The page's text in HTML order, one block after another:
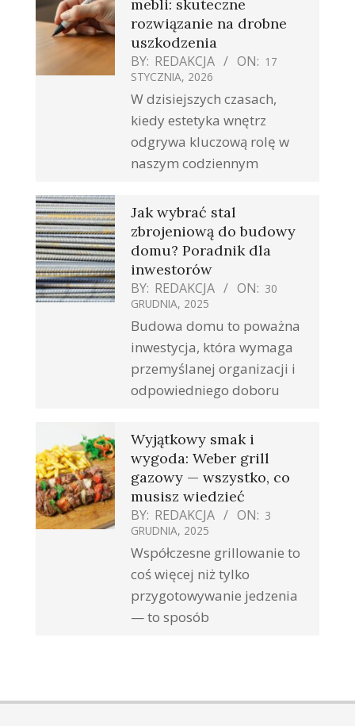
mebli: skuteczne
rozwiązanie na drobne
uszkodzenia
BY: REDAKCJA ON: 17
STYCZNIA, 2026
W dzisiejszych czasach,
kiedy estetyka wnętrz
odgrywa kluczową rolę w
naszym codziennym
Jak wybrać stal
zbrojeniową do budowy
domu? Poradnik dla
inwestorów
BY: REDAKCJA ON: 30
GRUDNIA, 2025
Budowa domu to poważna
inwestycja, która wymaga
przemyślanej organizacji i
odpowiedniego doboru
Wyjątkowy smak i
wygoda: Weber grill
gazowy — wszystko, co
musisz wiedzieć
BY: REDAKCJA ON: 3
GRUDNIA, 2025
Współczesne grillowanie to
coś więcej niż tylko
przygotowywanie jedzenia
— to sposób